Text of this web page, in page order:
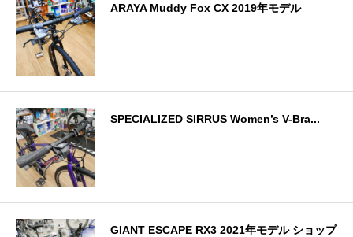
ARAYA Muddy Fox CX 2019年モデル
SPECIALIZED SIRRUS Women’s V-Bra...
GIANT ESCAPE RX3 2021年モデル ショップ